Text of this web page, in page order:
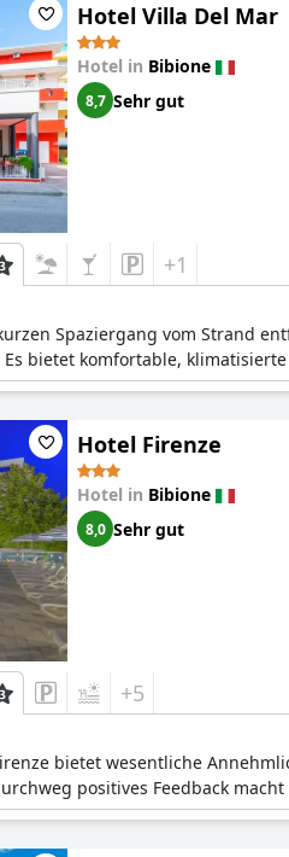
Hotel Villa Del Mar
Hotel in Bibione
8,7 Sehr gut
+1
Spaziergang vom Strand
bietet komfortable, klimatisierte
Hotel Firenze
Hotel in Bibione
8,0 Sehr gut
+5
bietet wesentliche
positives Feedback